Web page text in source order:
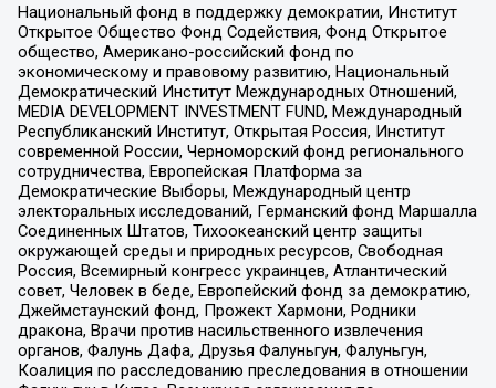
Национальный фонд в поддержку демократии, Институт
Открытое Общество Фонд Содействия, Фонд Открытое
общество, Американо-российский фонд по
экономическому и правовому развитию, Национальный
Демократический Институт Международных Отношений,
MEDIA DEVELOPMENT INVESTMENT FUND, Международный
Республиканский Институт, Открытая Россия, Институт
современной России, Черноморский фонд регионального
сотрудничества, Европейская Платформа за
Демократические Выборы, Международный центр
электоральных исследований, Германский фонд Маршалла
Соединенных Штатов, Тихоокеанский центр защиты
окружающей среды и природных ресурсов, Свободная
Россия, Всемирный конгресс украинцев, Атлантический
совет, Человек в беде, Европейский фонд за демократию,
Джеймстаунский фонд, Прожект Хармони, Родники
дракона, Врачи против насильственного извлечения
органов, Фалунь Дафа, Друзья Фалуньгун, Фалуньгун,
Коалиция по расследованию преследования в отношении